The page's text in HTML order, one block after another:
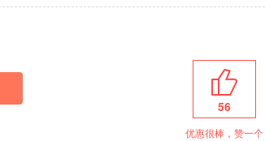
56
优惠很棒，赞一个